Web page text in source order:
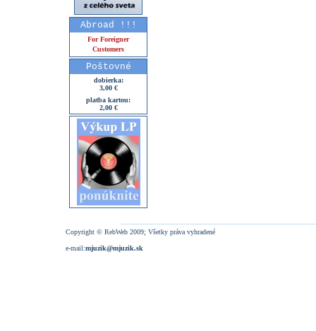
Abroad !!!
For Foreigner
Customers
Poštovné
dobierka:
3,00 €
platba kartou:
2,00 €
Copyright © RebWeb 2009; Všetky práva vyhradené
e-mail:mjuzik@mjuzik.sk